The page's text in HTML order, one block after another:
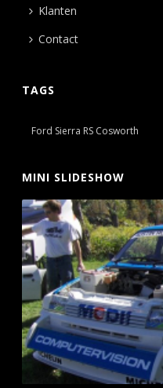
Klanten
Contact
TAGS
Ford Sierra RS Cosworth
MINI SLIDESHOW